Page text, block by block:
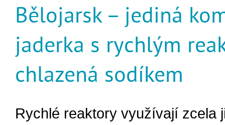
Bělojarsk – jediná
jaderka s rychlým
chlazená sodíkem
Rychlé reaktory využívají zcela